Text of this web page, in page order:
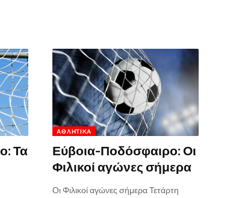
Τα
ΑΘΛΗΤΙΚΆ
Εύβοια-Ποδόσφαιρο: Οι
Φιλικοί αγώνες σήμερα
Οι Φιλικοί αγώνες σήμερα Τετάρτη